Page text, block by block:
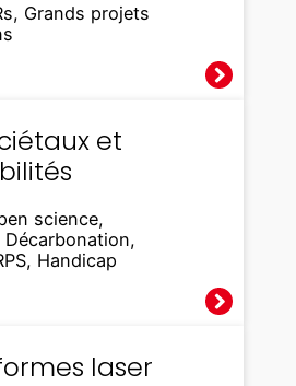
Grands projets
et
science,
Handicap
laser